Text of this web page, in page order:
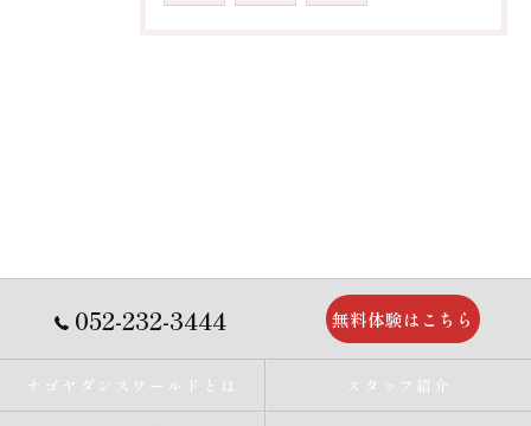
052-232-3444 無料体験はこちら
ナゴヤダンスワールドとは スタッフ紹介